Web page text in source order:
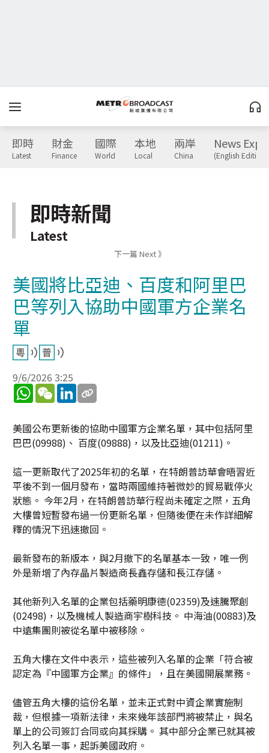
即時
Latest
財金
Finance
國際
World
本地
Local
兩岸
China
News
(English Edition)
即時新聞
Latest
下一篇 Next 》
美國將比亞迪、百度和阿里巴
巴等列入協助中國軍方企業名
單
9/6/2026 3:25
WhatsApp
WeChatLinkedIn
美國公布更新後的協助中國軍方企業名單，其中包括阿里
巴巴(09988)、 百度(09888)，以及比亞迪(01211)。
這一更新取代了2025年初的名單，在特朗普訪華會晤習近
平後不到一個月發布，當時兩國維持著微妙的貿易戰停火
狀態。 今年2月，在特朗普訪華行程尚未確定之際，五角
大樓曾短暫發布過一份更新名單，但隨後便在未作詳細解
釋的情況下迅速撤回。
最新發布的新版本，與2月撤下的名單基本一致，唯一例
外是新增了內存晶片製造商長鑫存儲和長江存儲。
其他新列入名單的企業包括藥明康德(02359)及速騰聚創
(02498)，以及機械人製造商宇樹科技。 中海油(00883)及
中遠集團則被從名單中被移除。
五角大樓在文件中表示，這些被列入名單的企業「符合被
認定為『中國軍方企業』的條件」，且在美國開展業務。
儘管五角大樓的這份名單，並未正式對中資企業實施制
裁，但根據一項新法律，未來幾年該部門將被禁止，與名
單上的公司簽訂合同或向其採購。 其中部分企業已就其被
列入名單一事，起訴美國政府。